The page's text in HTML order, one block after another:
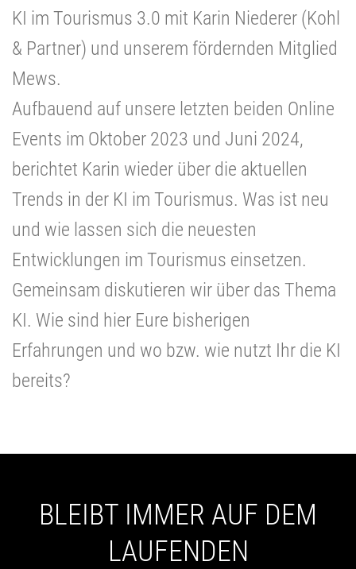
KI im Tourismus 3.0 mit Karin Niederer (Kohl
& Partner) und unserem fördernden Mitglied
Mews.
Aufbauend auf unsere letzten beiden Online
Events im Oktober 2023 und Juni 2024,
berichtet Karin wieder über die aktuellen
Trends in der KI im Tourismus. Was ist neu
und wie lassen sich die neuesten
Entwicklungen im Tourismus einsetzen.
Gemeinsam diskutieren wir über das Thema
KI. Wie sind hier Eure bisherigen
Erfahrungen und wo bzw. wie nutzt Ihr die KI
bereits?
BLEIBT IMMER AUF DEM
LAUFENDEN